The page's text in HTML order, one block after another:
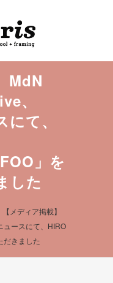
MdN
、
て、
」を
した
【メディア掲載】
ースにて、HIRO
だきました